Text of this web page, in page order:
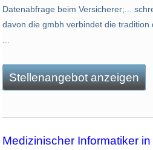
Datenabfrage beim Versicherer;...
davon die gmbh verbindet die
...
Stellenangebot anzeigen
Medizinischer Informatiker in